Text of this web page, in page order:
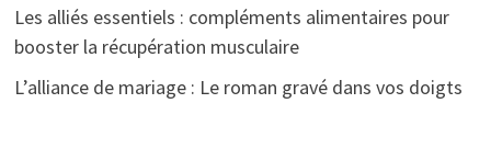
Les alliés essentiels : compléments alimentaires pour
booster la récupération musculaire
L’alliance de mariage : Le roman gravé dans vos doigts